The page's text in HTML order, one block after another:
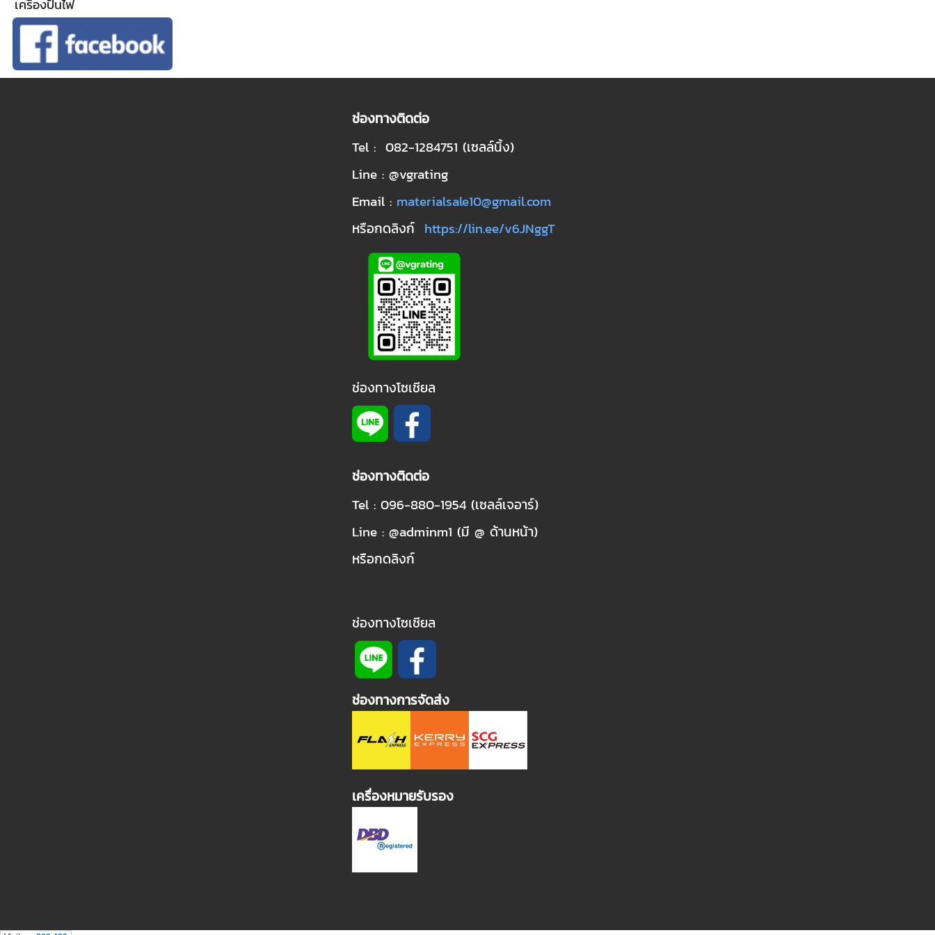
เครื่องปั่นไฟ
ช่องทางติดต่อ
Tel : 082-1284751 (เซลล์นิ้ง)
Line : @vgrating
Email : materialsale10@gmail.com
หรือกดลิงก์ https://lin.ee/v6JNggT
ช่องทางโซเชียล
ช่องทางติดต่อ
Tel : 096-880-1954 (เซลล์เจอาร์)
Line : @adminm1 (มี @ ด้านหน้า)
หรือกดลิงก์
ช่องทางโซเชียล
ช่องทางการจัดส่ง
เครื่องหมายรับรอง